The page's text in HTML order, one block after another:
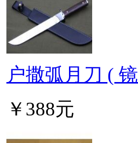
户撒弧月刀 (
￥388元